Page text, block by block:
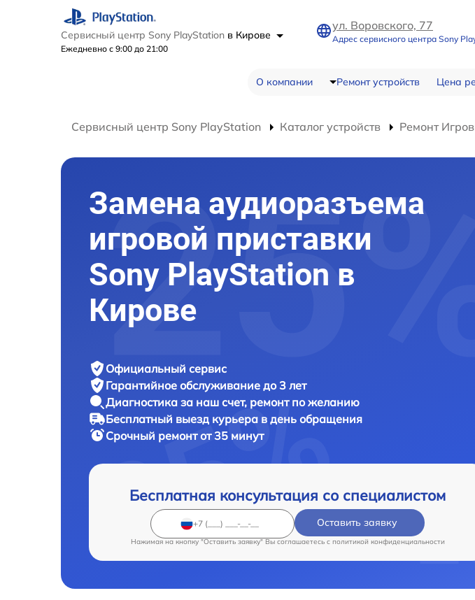
Сервисный центр Sony PlayStation в Кирове
Ежедневно с 9:00 до 21:00
ул. Воровского, 77
Адрес сервисного центра Sony
О компании Ремонт устройств Цена
Сервисный центр Sony PlayStation Каталог устройств Ремонт
Замена аудиоразъема
игровой приставки
Sony PlayStation в
Кирове
Официальный сервис
Гарантийное обслуживание до 3 лет
Диагностика за наш счет, ремонт по желанию
Бесплатный выезд курьера в день обращения
Срочный ремонтот 35 минут
Бесплатная консультация со специалистом
Оставить заявку
Нажимая на кнопку "Оставить заявку" Вы соглашаетесь c политикой конфиденциальности